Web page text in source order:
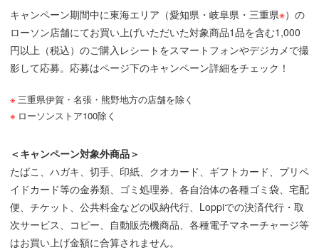
キャンペーン期間中に東海エリア（愛知県・岐阜県・三重県※）の
ローソン店舗にてお買い上げいただいた対象商品1品を含む1,000
円以上（税込）のご購入レシートをスマートフォンやデジカメで撮
影して応募。応募はページ下のキャンペーン詳細をチェック！
三重県伊賀・名張・熊野地方の店舗を除く
ローソンストア100除く
＜キャンペーン対象外商品＞
たばこ、ハガキ、切手、印紙、クオカード、ギフトカード、プリペ
イドカード等の金券類、ゴミ処理券、各自治体の各種ゴミ袋、宅配
便、チケット、公共料金などの収納代行、Loppiでの決済代行・取
次サービス、コピー、自動販売機商品、各種電子マネーチャージ等
はお買い上げ金額に合算されません。